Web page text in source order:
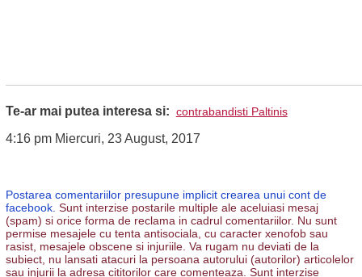
Te-ar mai putea interesa si: contrabandisti Paltinis
4:16 pm Miercuri, 23 August, 2017
Postarea comentariilor presupune implicit crearea unui cont de
facebook. Sunt interzise postarile multiple ale aceluiasi mesaj
(spam) si orice forma de reclama in cadrul comentariilor. Nu sunt
permise mesajele cu tenta antisociala, cu caracter xenofob sau
rasist, mesajele obscene si injuriile. Va rugam nu deviati de la
subiect, nu lansati atacuri la persoana autorului (autorilor) articolelor
sau injurii la adresa cititorilor care comenteaza. Sunt interzise